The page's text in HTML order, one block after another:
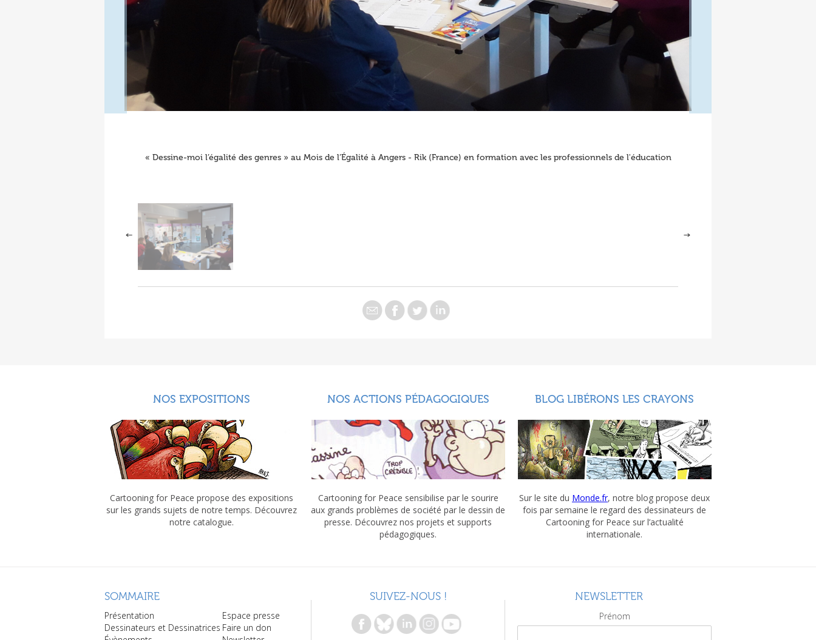
« Dessine-moi l’égalité des genres » au Mois de l’Égalité à Angers - Rik (France) en formation avec les professionnels de l'éducation
NOS EXPOSITIONS
Cartooning for Peace propose des expositions
sur les grands sujets de notre temps. Découvrez
notre catalogue.
NOS ACTIONS PÉDAGOGIQUES
Cartooning for Peace sensibilise par le sourire
aux grands problèmes de société par le dessin de
presse. Découvrez nos projets et supports
pédagogiques.
BLOG LIBÉRONS LES CRAYONS
Sur le site du Monde.fr, notre blog propose deux
fois par semaine le regard des dessinateurs de
Cartooning for Peace sur l’actualité
internationale.
SOMMAIRE
Présentation
Dessinateurs et Dessinatrices
Espace presse
Faire un don
SUIVEZ-NOUS ! NEWSLETTER
Prénom